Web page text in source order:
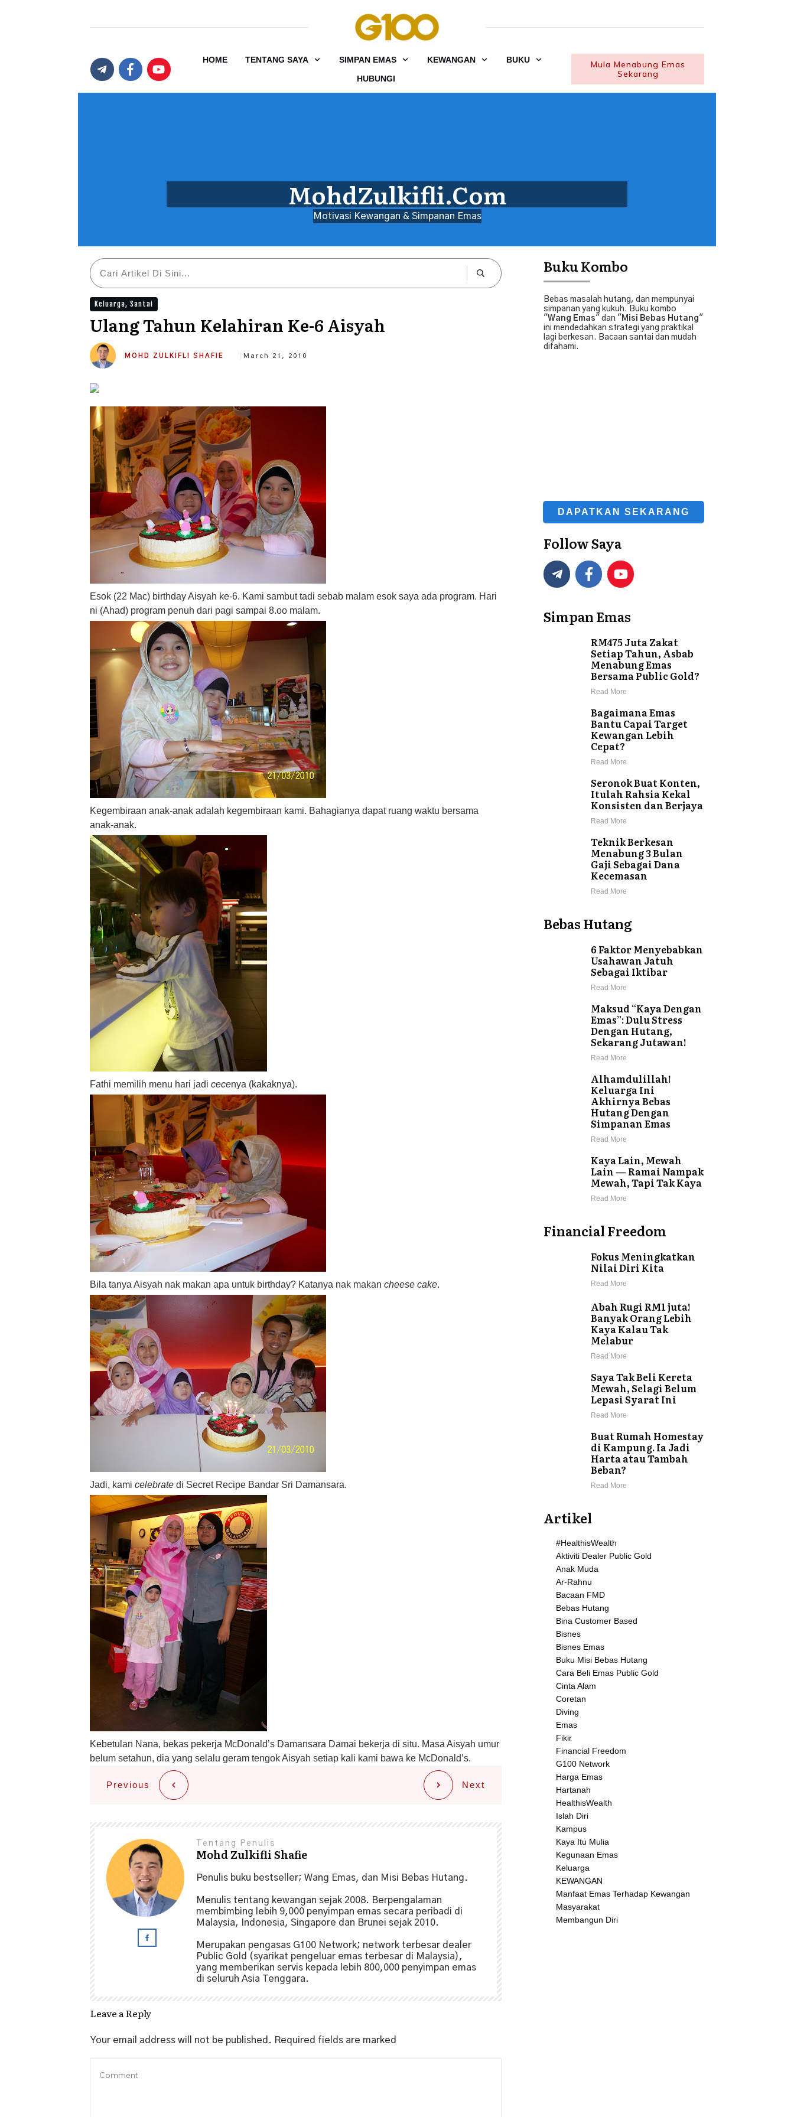
HOME TENTANG SAYA SIMPAN EMAS KEWANGAN
BUKU
HUBUNGI
Mula Menabung Emas
Sekarang
MohdZulkifli.Com
Motivasi Kewangan & Simpanan Emas
Keluarga, Santai
Ulang Tahun Kelahiran Ke-6 Aisyah
MOHD ZULKIFLI SHAFIE March 21, 2010
Esok (22 Mac) birthday Aisyah ke-6. Kami sambut tadi sebab malam esok saya ada program. Hari
ni (Ahad) program penuh dari pagi sampai 8.oo malam.
Kegembiraan anak-anak adalah kegembiraan kami. Bahagianya dapat ruang waktu bersama
anak-anak.
Fathi memilih menu hari jadi cecenya (kakaknya).
Bila tanya Aisyah nak makan apa untuk birthday? Katanya nak makan cheese cake.
Jadi, kami celebrate di Secret Recipe Bandar Sri Damansara.
Kebetulan Nana, bekas pekerja McDonald’s Damansara Damai bekerja di situ. Masa Aisyah umur
belum setahun, dia yang selalu geram tengok Aisyah setiap kali kami bawa ke McDonald’s.
Previous Next
Tentang Penulis
Mohd Zulkifli Shafie
Penulis buku bestseller; Wang Emas, dan Misi Bebas Hutang.
Menulis tentang kewangan sejak 2008. Berpengalaman
membimbing lebih 9,000 penyimpan emas secara peribadi di
Malaysia, Indonesia, Singapore dan Brunei sejak 2010.
Merupakan pengasas G100 Network; network terbesar dealer
Public Gold (syarikat pengeluar emas terbesar di Malaysia),
yang memberikan servis kepada lebih 800,000 penyimpan emas
di seluruh Asia Tenggara.
Leave a Reply
Your email address will not be published. Required fields are marked
Buku Kombo
Bebas masalah hutang, dan mempunyai
simpanan yang kukuh. Buku kombo
"Wang Emas" dan " Misi Bebas Hutang"
ini mendedahkan strategi yang praktikal
lagi berkesan. Bacaan santai dan mudah
difahami.
DAPATKAN SEKARANG
Follow Saya
Simpan Emas
RM475 Juta Zakat
Setiap Tahun, Asbab
Menabung Emas
Bersama Public Gold?
Read More
Bagaimana Emas
Bantu Capai Target
Kewangan Lebih
Cepat?
Read More
Seronok Buat Konten,
Itulah Rahsia Kekal
Konsisten dan Berjaya
Read More
Teknik Berkesan
Menabung 3 Bulan
Gaji Sebagai Dana
Kecemasan
Read More
Bebas Hutang
6 Faktor Menyebabkan
Usahawan Jatuh
Sebagai Iktibar
Read More
Maksud “Kaya Dengan
Emas”: Dulu Stress
Dengan Hutang,
Sekarang Jutawan!
Read More
Alhamdulillah!
Keluarga Ini
Akhirnya Bebas
Hutang Dengan
Simpanan Emas
Read More
Kaya Lain, Mewah
Lain — Ramai Nampak
Mewah, Tapi Tak Kaya
Read More
Financial Freedom
Fokus Meningkatkan
Nilai Diri Kita
Read More
Abah Rugi RM1 juta!
Banyak Orang Lebih
Kaya Kalau Tak
Melabur
Read More
Saya Tak Beli Kereta
Mewah, Selagi Belum
Lepasi Syarat Ini
Read More
Buat Rumah Homestay
di Kampung. Ia Jadi
Harta atau Tambah
Beban?
Read More
Artikel
#HealthisWealth
Aktiviti Dealer Public Gold
Anak Muda
Ar-Rahnu
Bacaan FMD
Bebas Hutang
Bina Customer Based
Bisnes
Bisnes Emas
Buku Misi Bebas Hutang
Cara Beli Emas Public Gold
Cinta Alam
Coretan
Diving
Emas
Fikir
Financial Freedom
G100 Network
Harga Emas
Hartanah
HealthisWealth
Islah Diri
Kampus
Kaya Itu Mulia
Kegunaan Emas
Keluarga
KEWANGAN
Manfaat Emas Terhadap Kewangan
Masyarakat
Membangun Diri